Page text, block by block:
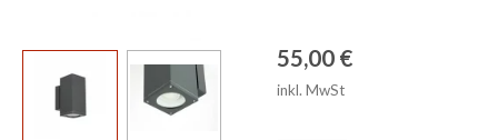
55,00 €
inkl. MwSt